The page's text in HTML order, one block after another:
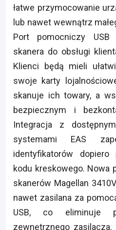
łatwe przymocowanie
lub nawet wewnątrz
Port pomocniczy USB
skanera do obsługi
Klienci będą mieli
swoje karty
skanuje ich towary, a
bezpiecznym i
Integracja z
systemami EAS
identyfikatorów
kodu kreskowego. Nowa
skanerów Magellan
nawet zasilana za
USB, co eliminuje
zewnętrznego